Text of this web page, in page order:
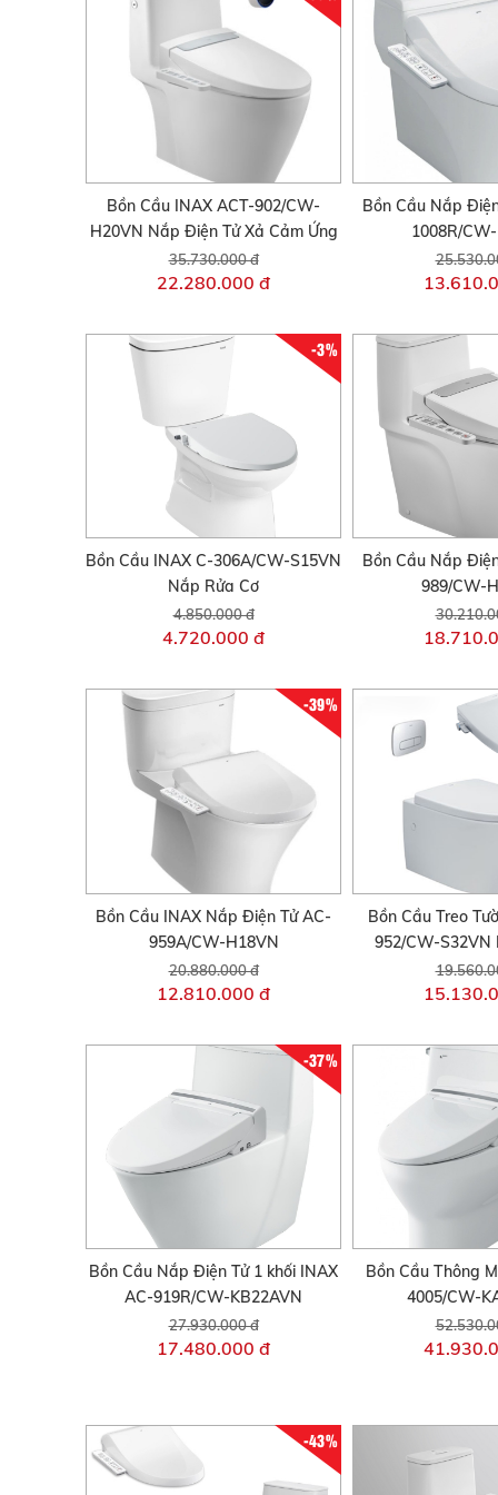
Bồn Cầu INAX ACT-902/CW-
H20VN Nắp Điện Tử Xả Cảm Ứng
35.730.000 đ
22.280.000 đ
Bồn Cầu Nắp
1008R/
-3%
Bồn Cầu INAX C-306A/CW-S15VN
Nắp Rửa Cơ
4.850.000 đ
4.720.000 đ
Bồn Cầu Nắp
989/CW-
-39%
Bồn Cầu INAX Nắp Điện Tử AC-
959A/CW-H18VN
20.880.000 đ
12.810.000 đ
Bồn Cầu Treo
952/CW-S32VN
-37%
Bồn Cầu Nắp Điện Tử 1 khối INAX
AC-919R/CW-KB22AVN
27.930.000 đ
17.480.000 đ
Bồn Cầu Thông
4005/CW-
-43%